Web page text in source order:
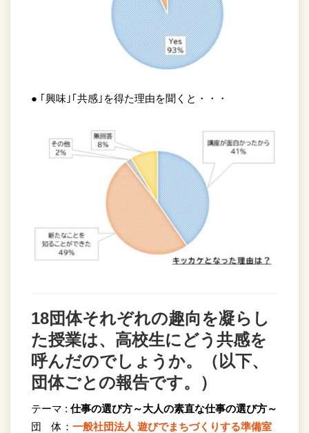
● ｢興味｣｢共感｣を得た理由を聞くと・・・
18団体それぞれの趣向を凝らし
た授業は、高校生にどう共感を
呼んだのでしょうか。（以下、
団体ごとの報告です。）
テーマ : 仕事の選び方～大人の素直な仕事の選び方～
団 体： 一般社団法人 遊びでまちづくりする準備室